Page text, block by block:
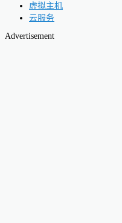
虚拟主机
云服务
Advertisement